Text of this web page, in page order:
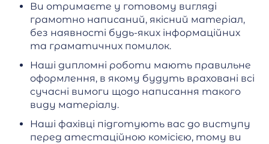
Ви отримаєте у готовому вигляді
грамотно написаний, якісний матеріал,
без наявності будь-яких інформаційних
та граматичних помилок.
Наші дипломні роботи мають правильне
оформлення, в якому будуть враховані всі
сучасні вимоги щодо написання такого
виду матеріалу.
Наші фахівці підготують вас до виступу
перед атестаційною комісією, тому ви